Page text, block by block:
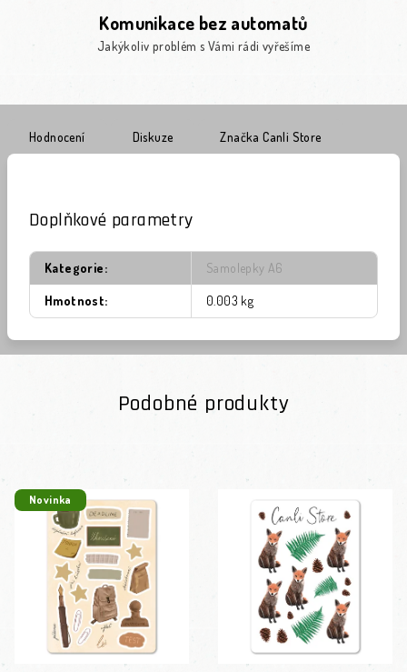
Komunikace bez automatů
Jakýkoliv problém s Vámi rádi vyřešíme
Hodnocení Diskuze Značka Canli Store
Doplňkové parametry
Kategorie: Samolepky A6
Hmotnost: 0.003 kg
Podobné produkty
Novinka